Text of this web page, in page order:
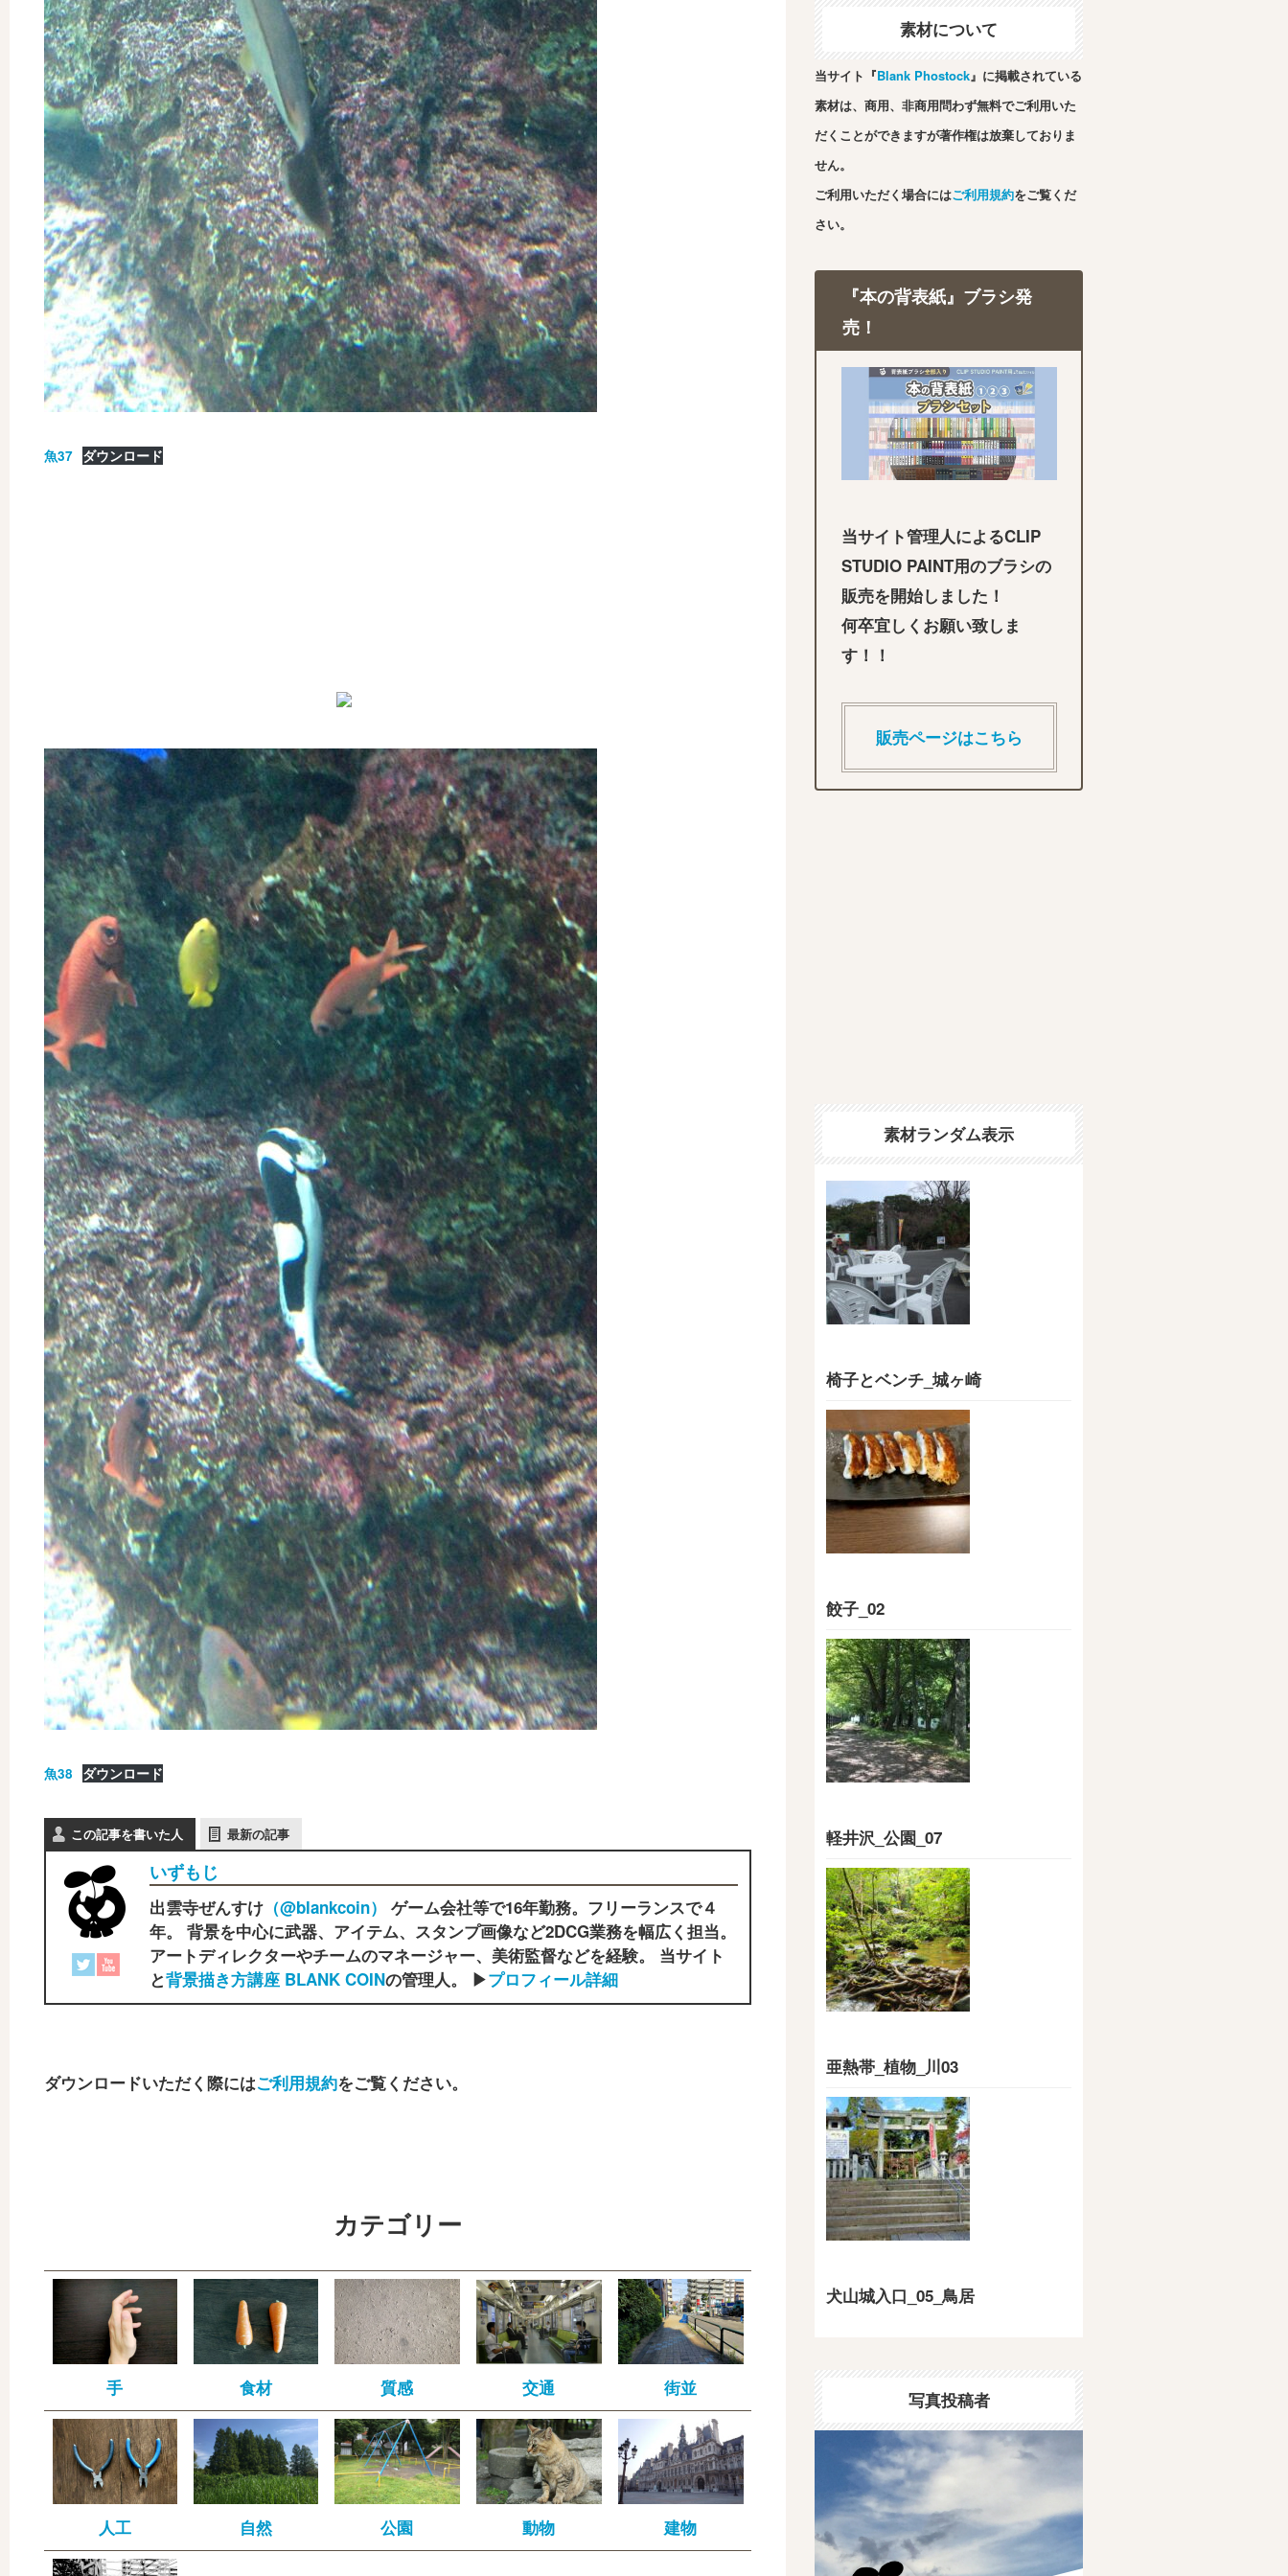
魚37 ダウンロード
魚38 ダウンロード
この記事を書いた人 最新の記事
いずもじ
出雲寺ぜんすけ （‎@blankcoin）
ゲーム会社等で16年勤務。フリーランスで４
年。 背景を中心に武器、アイテム、スタンプ画像など2DCG業務を幅広く担当。
アートディレクターやチームのマネージャー、美術監督などを経験。 当サイト
と背景描き方講座 BLANK COINの管理人。 ▶プロフィール詳細
ダウンロードいただく際にはご利用規約をご覧ください。
カテゴリー
手 食材 質感 交通 街並
人工 自然 公園 動物 建物
素材について
当サイト『Blank Phostock』に掲載されている
素材は、商用、非商用問わず無料でご利用いた
だくことができますが著作権は放棄しておりま
せん。
ご利用いただく場合にはご利用規約をご覧くだ
さい。
『本の背表紙』ブラシ発
売！
当サイト管理人によるCLIP
STUDIO PAINT用のブラシの
販売を開始しました！
何卒宜しくお願い致しま
す！！
販売ページはこちら
素材ランダム表示
椅子とベンチ_城ヶ崎
餃子_02
軽井沢_公園_07
亜熱帯_植物_川03
犬山城入口_05_鳥居
写真投稿者